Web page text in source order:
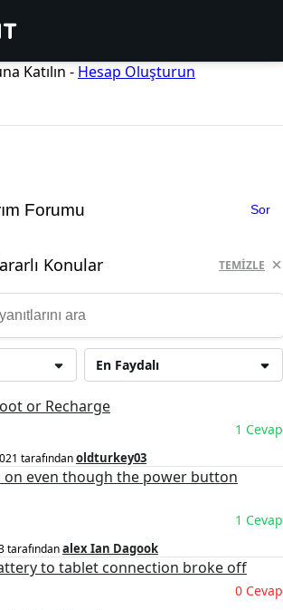
Katılın - Hesap Oluşturun
Forumu Sor
Konular TEMIZLE
En Faydalı
or Recharge
1 Cevap
tarafındanoldturkey03
even though the power button
1 Cevap
tarafındanalex Ian Dagook
to tablet connection broke off
0 Cevap